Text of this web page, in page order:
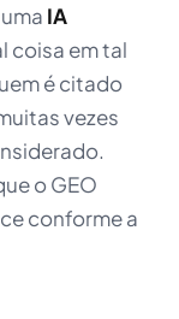
IA
coisa em tal
é citado
vezes
o GEO
conforme a